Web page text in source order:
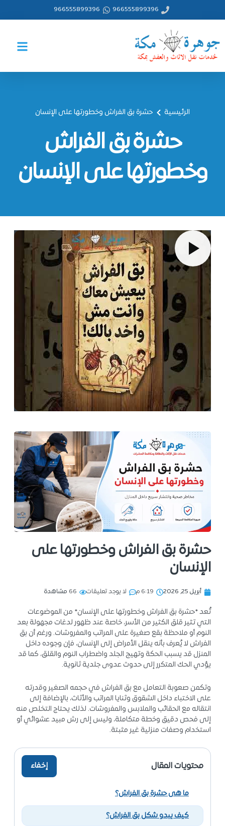
966555899396
966555899396
الرئيسية حشرة بق الفراش وخطورتها على الإنسان
حشرة بق الفراش
وخطورتها على الإنسان
حشرة بق الفراش وخطورتها على
الإنسان
أبريل 25, 2026 6:19 م لا يوجد تعليقات 66 مشاهدة
تُعد *حشرة بق الفراش وخطورتها على الإنسان* من الموضوعات
التي تثير قلق الكثير من الأسر، خاصة عند ظهور لدغات مجهولة بعد
النوم أو ملاحظة بقع صغيرة على المراتب والمفروشات. ورغم أن بق
الفراش لا يُعرف بأنه ينقل الأمراض إلى الإنسان، فإن وجوده داخل
المنزل قد يسبب الحكة وتهيج الجلد واضطراب النوم والقلق، كما قد
يؤدي الحك المتكرر إلى حدوث عدوى جلدية ثانوية.
وتكمن صعوبة التعامل مع بق الفراش في حجمه الصغير وقدرته
على الاختباء داخل الشقوق وثنايا المراتب والأثاث، بالإضافة إلى
انتقاله مع الحقائب والملابس والمفروشات. لذلك يحتاج التخلص منه
إلى فحص دقيق وخطة متكاملة، وليس إلى رش مبيد عشوائي أو
استخدام وصفات منزلية غير مثبتة.
محتويات المقال إخفاء
ما هى حشرة بق الفراش؟
كيف يبدو شكل بق الفراش؟